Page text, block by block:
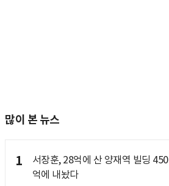
많이 본 뉴스
1
서장훈, 28억에 산 양재역 빌딩 450
억에 내놨다